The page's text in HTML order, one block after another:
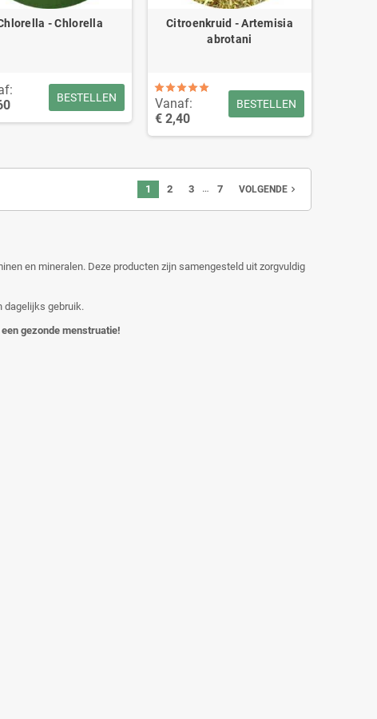
- Chlorella
BESTELLEN
Citroenkruid - Artemisia
abrotani
Vanaf:
€ 2,40
BESTELLEN
1 2 3 … 7 VOLGENDEnavigate_next
en mineralen. Deze producten zijn samengesteld uit zorgvuldig
dagelijks gebruik.
gezonde menstruatie!